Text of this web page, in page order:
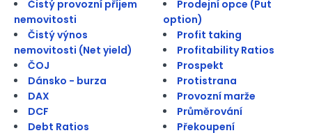
Čistý provozní příjem
nemovitosti
Čistý výnos
nemovitosti (Net yield)
ČOJ
Dánsko - burza
DAX
DCF
Debt Ratios
Prodejní opce (Put
option)
Profit taking
Profitability Ratios
Prospekt
Protistrana
Provozní marže
Průměrování
Překoupení